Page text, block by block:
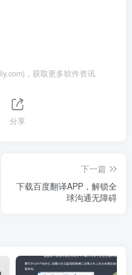
，获取更多软件资讯
分享
下一篇
下载百度翻译APP，解锁全
球沟通无障碍